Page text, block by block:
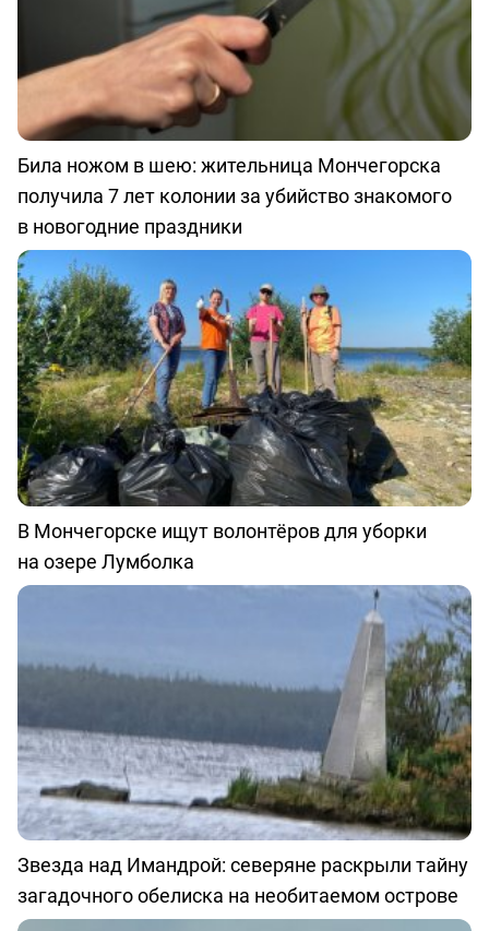
Била ножом в шею: жительница Мончегорска
получила 7 лет колонии за убийство знакомого
в новогодние праздники
В Мончегорске ищут волонтёров для уборки
на озере Лумболка
Звезда над Имандрой: северяне раскрыли тайну
загадочного обелиска на необитаемом острове